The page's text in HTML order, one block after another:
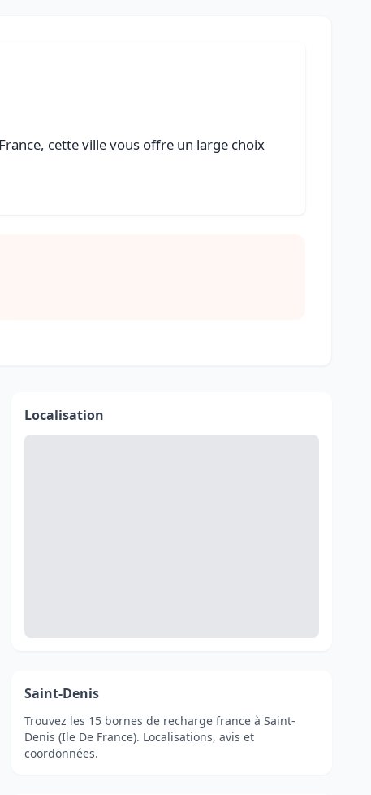
cette ville vous offre un large choix
Localisation
Saint-Denis
Trouvez les 15 bornes de recharge france à Saint-
Denis (Ile De France). Localisations, avis et
coordonnées.